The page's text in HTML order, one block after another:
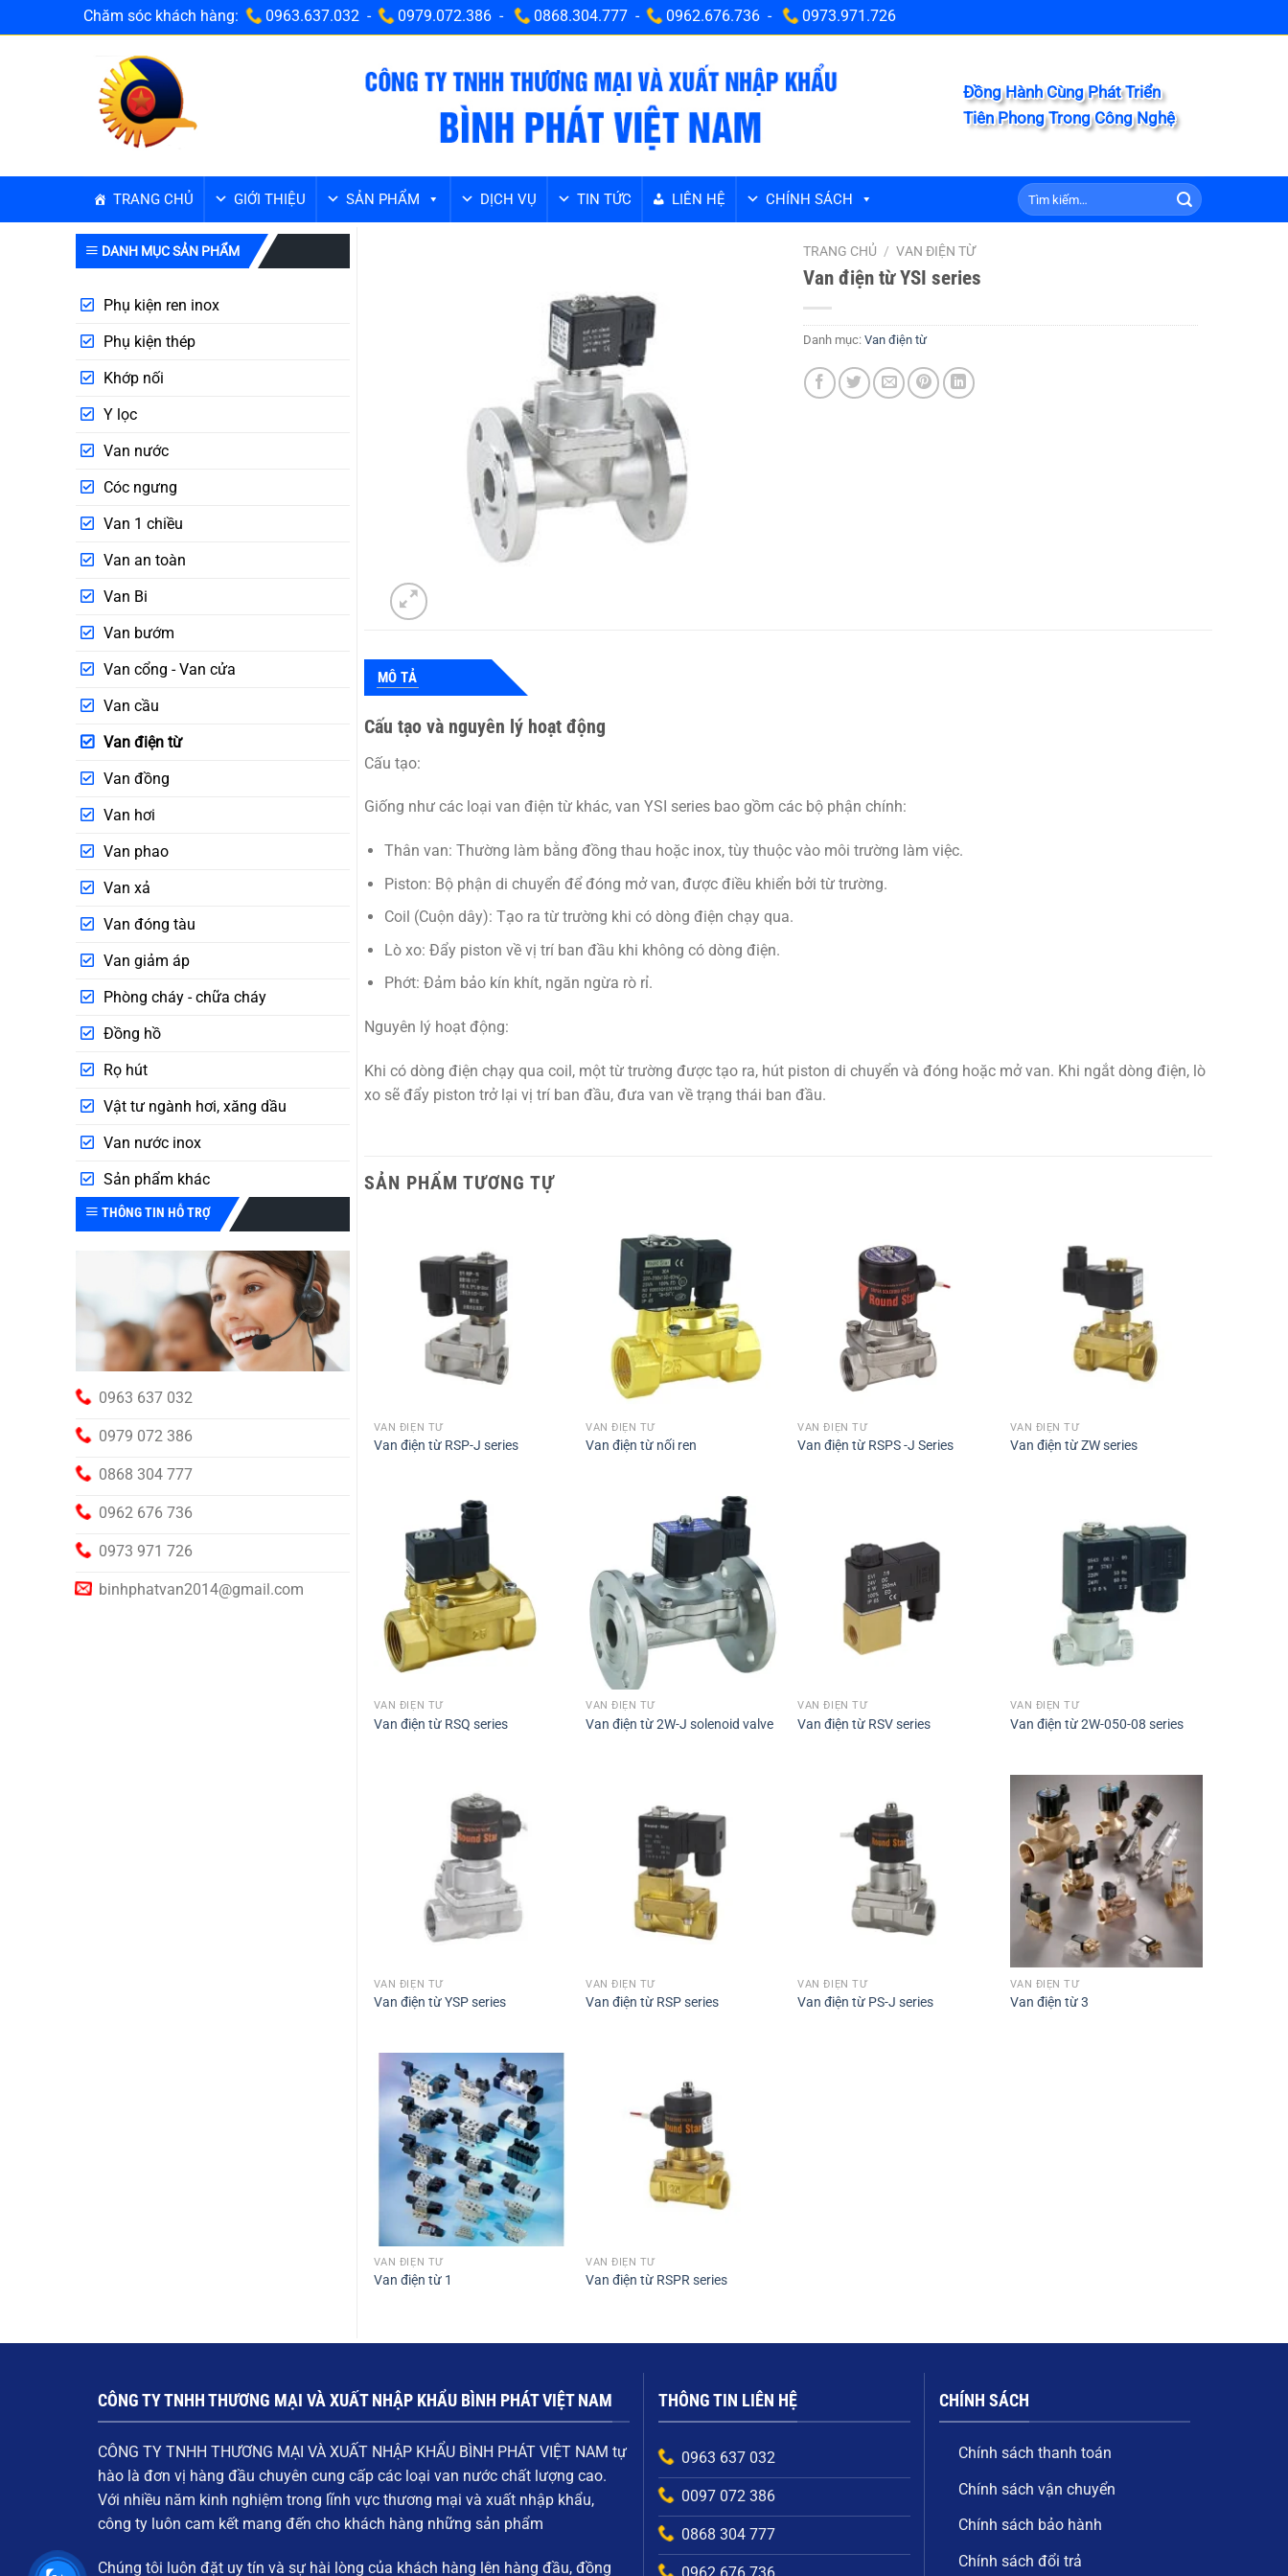
qua
Chăm sóc khách hàng: 0963.637.032 - 0979.072.386 - 0868.304.777 - 0962.676.736 - 0973.971.726
Đồng Hành Cùng Phát Triển
Tiên Phong Trong Công Nghệ
TRANG CHỦ GIỚI THIỆU SẢN PHẨM DỊCH VỤ TIN TỨC LIÊN HỆ CHÍNH SÁCH
Tìm
kiếm:
DANH MỤC SẢN PHẨM
Phụ kiện ren inox
Phụ kiện thép
Khớp nối
Y lọc
Van nước
Cóc ngưng
Van 1 chiều
Van an toàn
Van Bi
Van bướm
Van cổng - Van cửa
Van cầu
Van điện từ
Van đồng
Van hơi
Van phao
Van xả
Van đóng tàu
Van giảm áp
Phòng cháy - chữa cháy
Đồng hồ
Rọ hút
Vật tư ngành hơi, xăng dầu
Van nước inox
Sản phẩm khác
THÔNG TIN HỖ TRỢ
0963 637 032
0979 072 386
0868 304 777
0962 676 736
0973 971 726
binhphatvan2014@gmail.com
TRANG CHỦ / VAN ĐIỆN TỪ
Van điện từ YSI series
Danh mục: Van điện từ
MÔ TẢ
Cấu tạo và nguyên lý hoạt động
Cấu tạo:
Giống như các loại van điện từ khác, van YSI series bao gồm các bộ phận chính:
Thân van: Thường làm bằng đồng thau hoặc inox, tùy thuộc vào môi trường làm việc.
Piston: Bộ phận di chuyển để đóng mở van, được điều khiển bởi từ trường.
Coil (Cuộn dây): Tạo ra từ trường khi có dòng điện chạy qua.
Lò xo: Đẩy piston về vị trí ban đầu khi không có dòng điện.
Phớt: Đảm bảo kín khít, ngăn ngừa rò rỉ.
Nguyên lý hoạt động:
Khi có dòng điện chạy qua coil, một từ trường được tạo ra, hút piston di chuyển và đóng hoặc mở van. Khi ngắt dòng điện, lò
xo sẽ đẩy piston trở lại vị trí ban đầu, đưa van về trạng thái ban đầu.
SẢN PHẨM TƯƠNG TỰ
VAN ĐIỆN TỪ
Van điện từ RSP-J series
VAN ĐIỆN TỪ
Van điện từ nối ren
VAN ĐIỆN TỪ
Van điện từ RSPS -J Series
VAN ĐIỆN TỪ
Van điện từ ZW series
VAN ĐIỆN TỪ
Van điện từ RSQ series
VAN ĐIỆN TỪ
Van điện từ 2W-J solenoid valve
VAN ĐIỆN TỪ
Van điện từ RSV series
VAN ĐIỆN TỪ
Van điện từ 2W-050-08 series
VAN ĐIỆN TỪ
Van điện từ YSP series
VAN ĐIỆN TỪ
Van điện từ RSP series
VAN ĐIỆN TỪ
Van điện từ PS-J series
VAN ĐIỆN TỪ
Van điện từ 3
VAN ĐIỆN TỪ
Van điện từ 1
VAN ĐIỆN TỪ
Van điện từ RSPR series
CÔNG TY TNHH THƯƠNG MẠI VÀ XUẤT NHẬP KHẨU BÌNH PHÁT VIỆT NAM
CÔNG TY TNHH THƯƠNG MẠI VÀ XUẤT NHẬP KHẨU BÌNH PHÁT VIỆT NAM tự
hào là đơn vị hàng đầu chuyên cung cấp các loại van nước chất lượng cao.
Với nhiều năm kinh nghiệm trong lĩnh vực thương mại và xuất nhập khẩu,
công ty luôn cam kết mang đến cho khách hàng những sản phẩm
Chúng tôi luôn đặt uy tín và sự hài lòng của khách hàng lên hàng đầu, đồng
THÔNG TIN LIÊN HỆ
0963 637 032
0097 072 386
0868 304 777
CHÍNH SÁCH
Chính sách thanh toán
Chính sách vận chuyển
Chính sách bảo hành
Chính sách đổi trả